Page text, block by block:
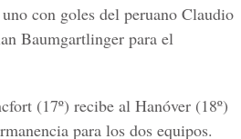
con goles del peruano Claudio
Baumgartlinger para el
(17º) recibe al Hanóver (18º)
para los dos equipos.